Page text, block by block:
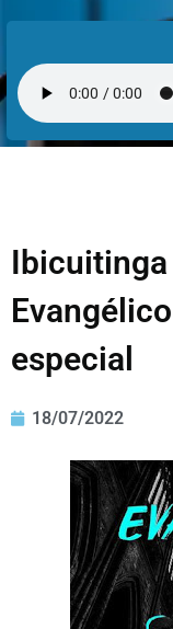
Ibicuitinga
especial
18/07/2022